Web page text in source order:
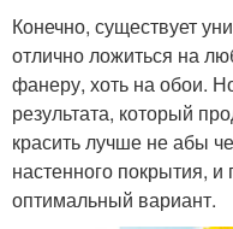
Конечно, существует
отлично ложиться на
фанеру, хоть на обои.
результата, который
красить лучше не абы
настенного покрытия, и
оптимальный вариант.